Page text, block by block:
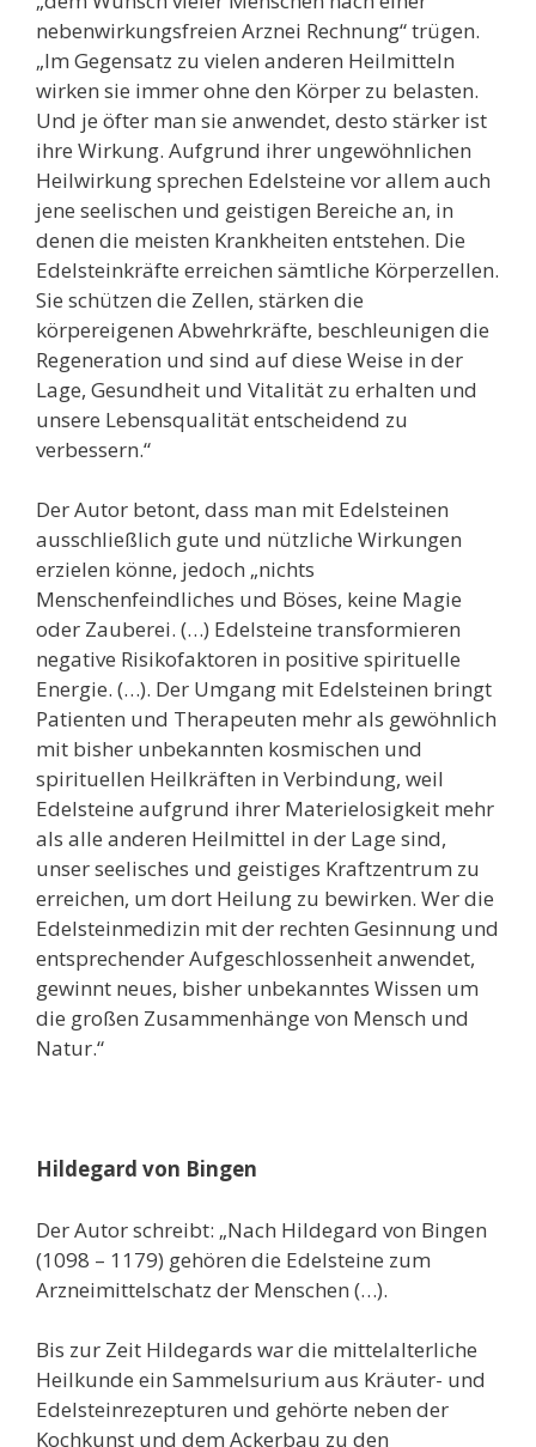
nebenwirkungsfreien Arznei Rechnung“ trügen.
„Im Gegensatz zu vielen anderen Heilmitteln
wirken sie immer ohne den Körper zu belasten.
Und je öfter man sie anwendet, desto stärker ist
ihre Wirkung. Aufgrund ihrer ungewöhnlichen
Heilwirkung sprechen Edelsteine vor allem auch
jene seelischen und geistigen Bereiche an, in
denen die meisten Krankheiten entstehen. Die
Edelsteinkräfte erreichen sämtliche Körperzellen.
Sie schützen die Zellen, stärken die
körpereigenen Abwehrkräfte, beschleunigen die
Regeneration und sind auf diese Weise in der
Lage, Gesundheit und Vitalität zu erhalten und
unsere Lebensqualität entscheidend zu
verbessern.“
Der Autor betont, dass man mit Edelsteinen
ausschließlich gute und nützliche Wirkungen
erzielen könne, jedoch „nichts
Menschenfeindliches und Böses, keine Magie
oder Zauberei. (…) Edelsteine transformieren
negative Risikofaktoren in positive spirituelle
Energie. (…). Der Umgang mit Edelsteinen bringt
Patienten und Therapeuten mehr als gewöhnlich
mit bisher unbekannten kosmischen und
spirituellen Heilkräften in Verbindung, weil
Edelsteine aufgrund ihrer Materielosigkeit mehr
als alle anderen Heilmittel in der Lage sind,
unser seelisches und geistiges Kraftzentrum zu
erreichen, um dort Heilung zu bewirken. Wer die
Edelsteinmedizin mit der rechten Gesinnung und
entsprechender Aufgeschlossenheit anwendet,
gewinnt neues, bisher unbekanntes Wissen um
die großen Zusammenhänge von Mensch und
Natur.“
Hildegard von Bingen
Der Autor schreibt: „Nach Hildegard von Bingen
(1098 – 1179) gehören die Edelsteine zum
Arzneimittelschatz der Menschen (…).
Bis zur Zeit Hildegards war die mittelalterliche
Heilkunde ein Sammelsurium aus Kräuter- und
Edelsteinrezepturen und gehörte neben der
Kochkunst und dem Ackerbau zu den